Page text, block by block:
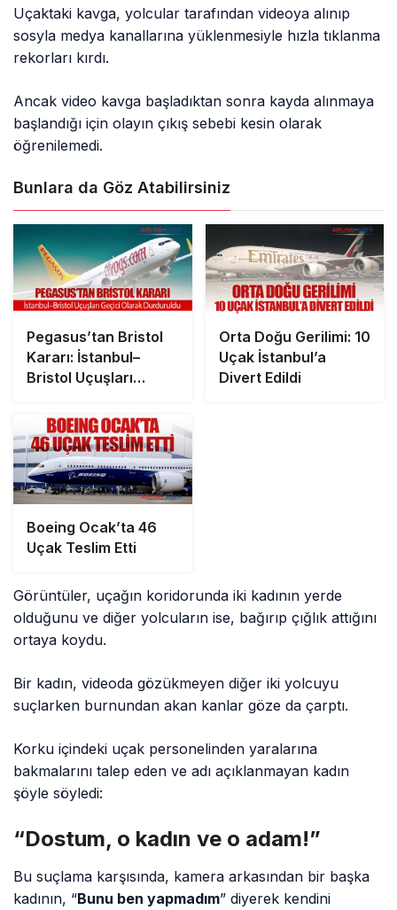
Uçaktaki kavga, yolcular tarafından videoya alınıp
sosyla medya kanallarına yüklenmesiyle hızla tıklanma
rekorları kırdı.
Ancak video kavga başladıktan sonra kayda alınmaya
başlandığı için olayın çıkış sebebi kesin olarak
öğrenilemedi.
Bunlara da Göz Atabilirsiniz
Pegasus’tan Bristol
Kararı: İstanbul–
Bristol Uçuşları
Durduruldu
Orta Doğu Gerilimi: 10
Uçak İstanbul’a
Divert Edildi
Boeing Ocak’ta 46
Uçak Teslim Etti
Görüntüler, uçağın koridorunda iki kadının yerde
olduğunu ve diğer yolcuların ise, bağırıp çığlık attığını
ortaya koydu.
Bir kadın, videoda gözükmeyen diğer iki yolcuyu
suçlarken burnundan akan kanlar göze da çarptı.
Korku içindeki uçak personelinden yaralarına
bakmalarını talep eden ve adı açıklanmayan kadın
şöyle söyledi:
“Dostum, o kadın ve o adam!”
Bu suçlama karşısında, kamera arkasından bir başka
kadının, “Bunu ben yapmadım” diyerek kendini